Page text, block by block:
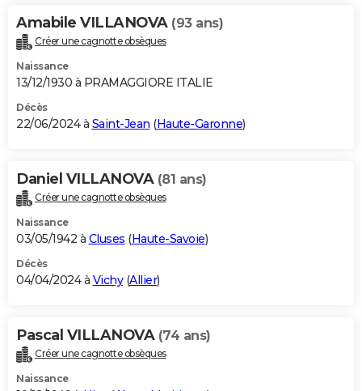
Amabile VILLANOVA (93 ans)
Créer une cagnotte obsèques
Naissance
13/12/1930 à PRAMAGGIORE ITALIE
Décès
22/06/2024 à Saint-Jean (Haute-Garonne)
Daniel VILLANOVA (81 ans)
Créer une cagnotte obsèques
Naissance
03/05/1942 à Cluses (Haute-Savoie)
Décès
04/04/2024 à Vichy(Allier)
Pascal VILLANOVA (74 ans)
Créer une cagnotte obsèques
Naissance